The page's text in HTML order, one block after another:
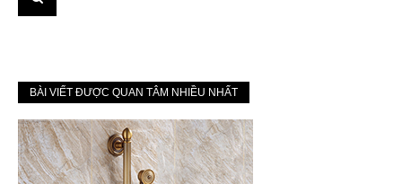
BÀI VIẾT ĐƯỢC QUAN TÂM NHIỀU NHẤT